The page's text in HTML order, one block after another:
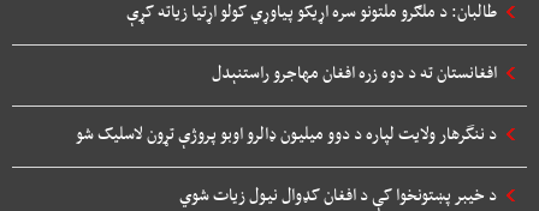
طالبان: د ملګرو ملتونو سره اړیکو پیاوړي کولو اړتیا زیاته کړې
افغانستان ته د دوه زره افغان مهاجرو راستنېدل
د ننگرهار ولایت لپاره د دوو میلیون ډالرو اوبو پروژې تړون لاسلیک شو
د خیبر پښتونخوا کې د افغان کډوال نیول زیات شوي